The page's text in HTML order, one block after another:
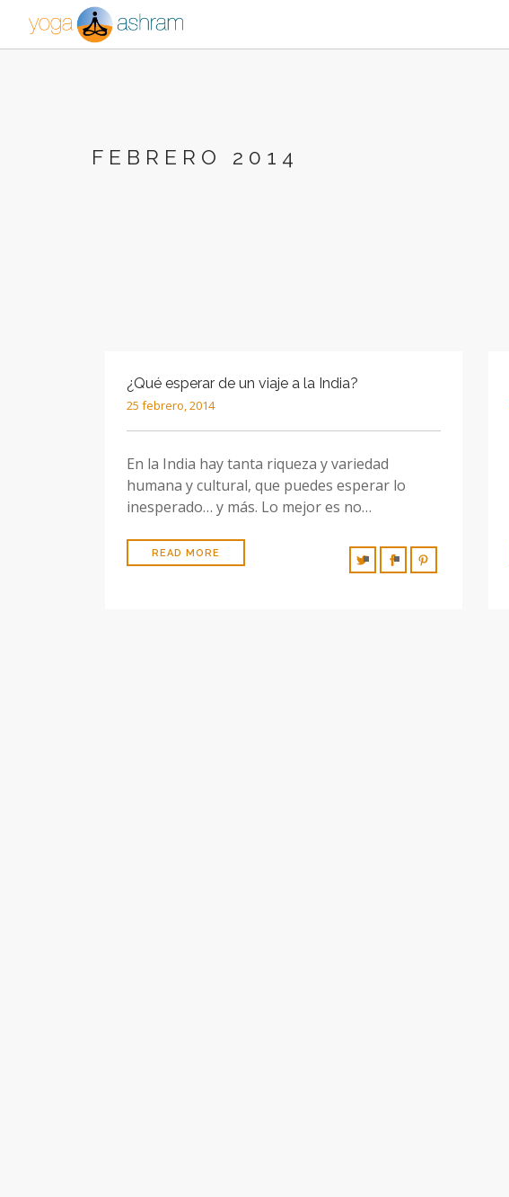
FEBRERO 2014
¿Qué esperar de un viaje a la India?
25 febrero, 2014
En la India hay tanta riqueza y variedad
humana y cultural, que puedes esperar lo
inesperado… y más. Lo mejor es no…
READ MORE